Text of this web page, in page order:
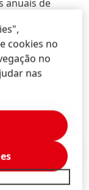
anuais de
da
as
e impulsionar
todo o
cookies no
no
nas